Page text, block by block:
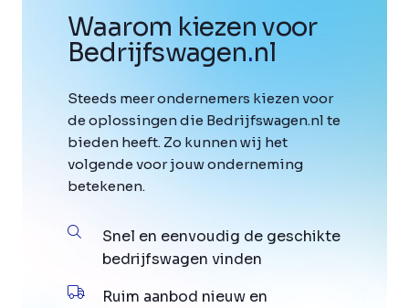
Waarom kiezen voor
Bedrijfswagen.nl
Steeds meer ondernemers kiezen voor
de oplossingen die Bedrijfswagen.nl te
bieden heeft. Zo kunnen wij het
volgende voor jouw onderneming
betekenen.
Snel en eenvoudig de geschikte
bedrijfswagen vinden
Ruim aanbod nieuw en